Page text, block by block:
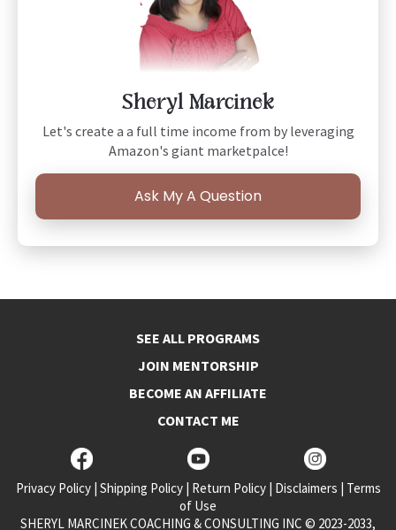
Sheryl Marcinek
Let's create a a full time income from by leveraging
Amazon's giant marketpalce!
Ask My A Question
SEE ALL PROGRAMS
JOIN MENTORSHIP
BECOME AN AFFILIATE
CONTACT ME
Privacy Policy| Shipping Policy| Return Policy| Disclaimers | Terms
of Use
SHERYL MARCINEK COACHING & CONSULTING INC © 2023-2033,